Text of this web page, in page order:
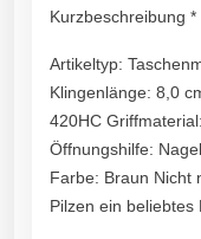
Kurzbeschreibung *
Artikeltyp:
Klingenlänge: 8,0
420HC
Öffnungshilfe:
Farbe: Braun Nicht
Pilzen ein